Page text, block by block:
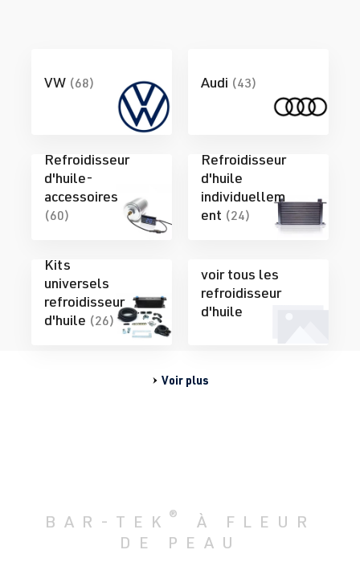
VW (68) Audi (43)
Refroidisseur
d'huile-
accessoires
(60)
Refroidisseur
d'huile
individuellem
ent (24)
Kits
universels
refroidisseur
d'huile (26)
voir tous les
refroidisseur
d'huile
Voir plus
BAR-TEK ®
À FLEUR
DE PEAU